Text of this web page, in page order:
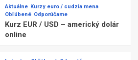
Aktuálne Kurzy euro / cudzia mena
Obľúbené Odporúčame
Kurz EUR / USD – americký dolár
online